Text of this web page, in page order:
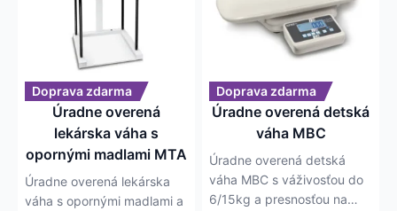
Doprava zdarma
Úradne overená
lekárska váha s
opornými madlami MTA
Úradne overená lekárska
váha s opornými madlami a
Doprava zdarma
Úradne overená detská
váha MBC
Úradne overená detská
váha MBC s váživosťou do
6/15kg a presnosťou na
viacero
variantov.
môžete
vybrať
produktu.